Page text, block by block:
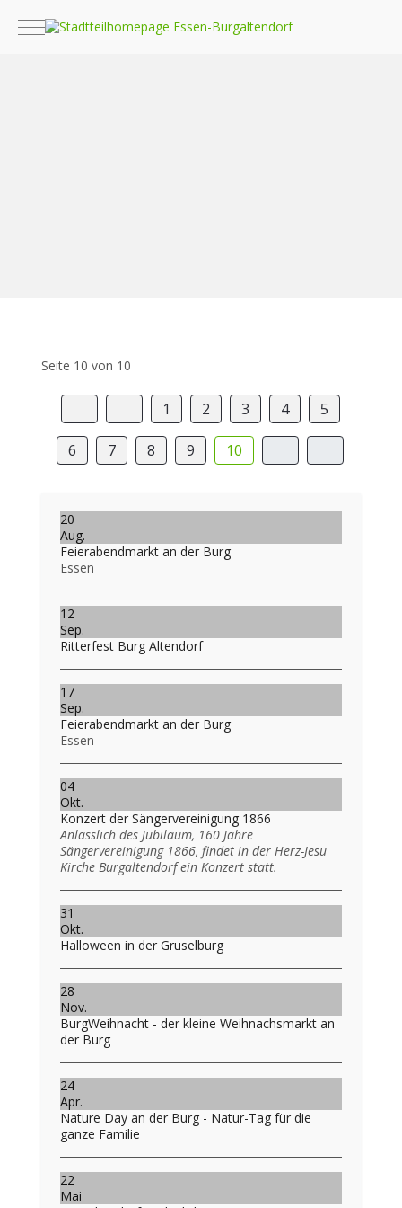
Mobile Menu Toggle
Seite 10 von 10
1 2 3 4 5
6 7 8 9 10
20
Aug.
Feierabendmarkt an der Burg
Essen
12
Sep.
Ritterfest Burg Altendorf
17
Sep.
Feierabendmarkt an der Burg
Essen
04
Okt.
Konzert der Sängervereinigung 1866
Anlässlich des Jubiläum, 160 Jahre
Sängervereinigung 1866, findet in der Herz-Jesu
Kirche Burgaltendorf ein Konzert statt.
31
Okt.
Halloween in der Gruselburg
28
Nov.
BurgWeihnacht - der kleine Weihnachsmarkt an
der Burg
24
Apr.
Nature Day an der Burg - Natur-Tag für die
ganze Familie
22
Mai